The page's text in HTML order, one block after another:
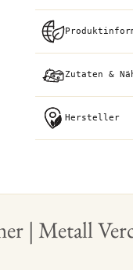
Zutaten &
Hersteller
| Metall